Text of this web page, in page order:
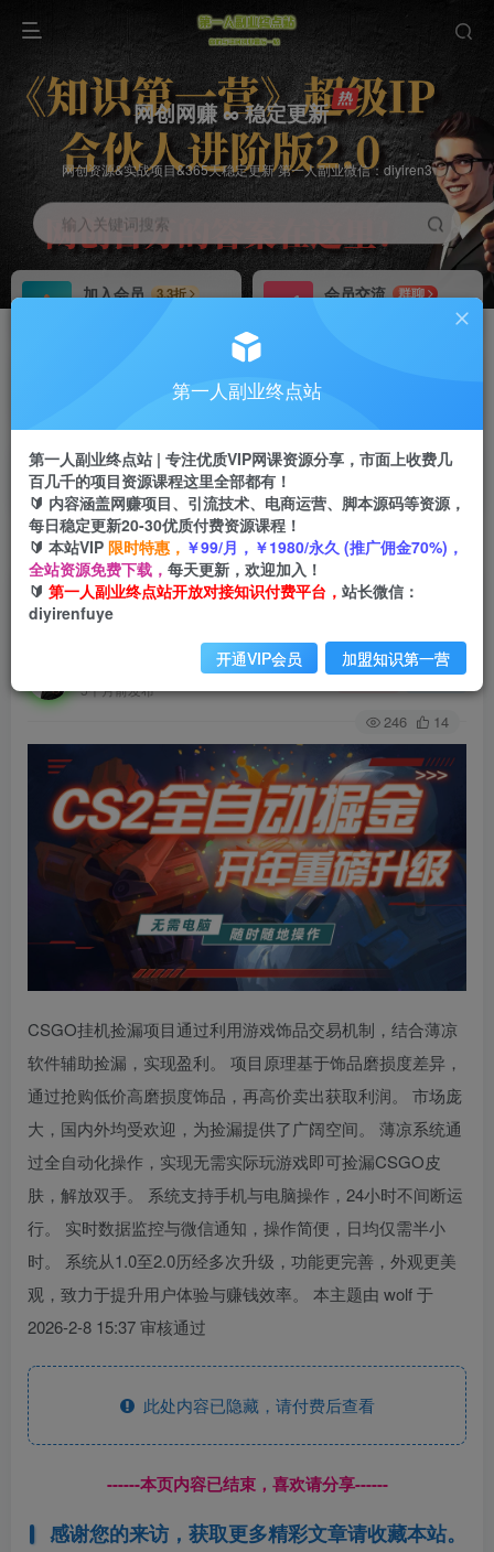
网创网赚 ∞ 稳定更新
网创资源&实战项目&365天稳定更新 第一人副业微信：diyiren3
输入关键词搜索
加入会员
3.3折
会员交流
群聊
推广返佣高达70%
首页 创业课程 会员免费 正文
游戏市场自动掘金，无需电脑操作玩游戏，稳定每
日300+，支持任何形式验证
第一人副业终点站
5个月前发布
关注 私信
246 14
CSGO挂机捡漏项目通过利用游戏饰品交易机制，结合薄凉
软件辅助捡漏，实现盈利。 项目原理基于饰品磨损度差异，
通过抢购低价高磨损度饰品，再高价卖出获取利润。 市场庞
大，国内外均受欢迎，为捡漏提供了广阔空间。 薄凉系统通
过全自动化操作，实现无需实际玩游戏即可捡漏CSGO皮
肤，解放双手。 系统支持手机与电脑操作，24小时不间断运
行。 实时数据监控与微信通知，操作简便，日均仅需半小
时。 系统从1.0至2.0历经多次升级，功能更完善，外观更美
观，致力于提升用户体验与赚钱效率。 本主题由 wolf 于
2026-2-8 15:37 审核通过
此处内容已隐藏，请付费后查看
------本页内容已结束，喜欢请分享------
感谢您的来访，获取更多精彩文章请收藏本站。
第一人副业终点站
第一人副业终点站 | 专注优质VIP网课资源分享，市面上收费几
百几千的项目资源课程这里全部都有！
🔰 内容涵盖网赚项目、引流技术、电商运营、脚本源码等资源，
每日稳定更新20-30优质付费资源课程！
🔰 本站VIP 限时特惠， ￥99/月，￥1980/永久 (推广佣金70%)，
全站资源免费下载， 每天更新，欢迎加入！
🔰 第一人副业终点站开放对接知识付费平台， 站长微信：
diyirenfuye
开通VIP会员 加盟知识第一营